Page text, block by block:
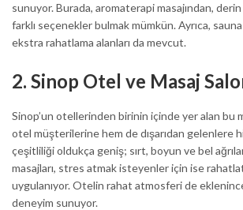
sunuyor. Burada, aromaterapi masajından,
farklı seçenekler bulmak mümkün. Ayrıca,
ekstra rahatlama alanları da mevcut.
2. Sinop Otel ve Masaj
Sinop’un otellerinden birinin içinde yer alan bu
otel müşterilerine hem de dışarıdan gelenlere
çeşitliliği oldukça geniş; sırt, boyun ve bel
masajları, stres atmak isteyenler için ise
uygulanıyor. Otelin rahat atmosferi de
deneyim sunuyor.